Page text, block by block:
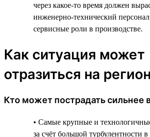
через какое-то время должен
инженерно-технический
сервисные роли в производстве.
Как ситуация может
отразиться на
Кто может пострадать сильнее
• Самые крупные и
за счёт большой турбулентности в